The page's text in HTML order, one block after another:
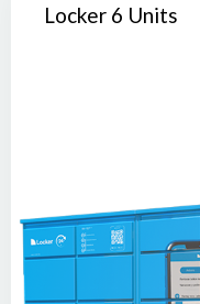
Locker 6 Units